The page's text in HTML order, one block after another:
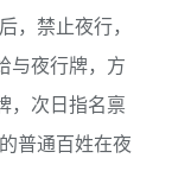
，禁止夜行，
与夜行牌，方
，次日指名禀
普通百姓在夜